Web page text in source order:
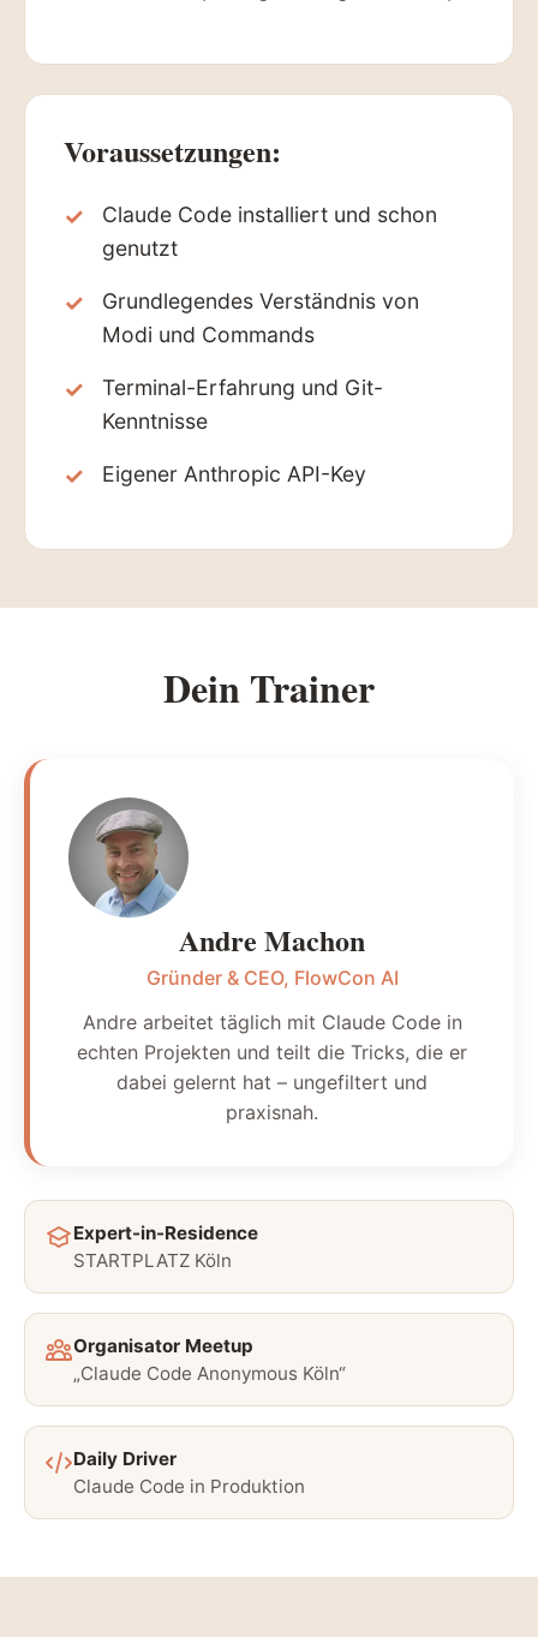
Voraussetzungen:
Claude Code installiert und schon
genutzt
Grundlegendes Verständnis von
Modi und Commands
Terminal-Erfahrung und Git-
Kenntnisse
Eigener Anthropic API-Key
Dein Trainer
Andre Machon
Gründer & CEO, FlowCon AI
Andre arbeitet täglich mit Claude Code in
echten Projekten und teilt die Tricks, die er
dabei gelernt hat – ungefiltert und
praxisnah.
Expert-in-Residence
STARTPLATZ Köln
Organisator Meetup
„Claude Code Anonymous Köln“
Daily Driver
Claude Code in Produktion